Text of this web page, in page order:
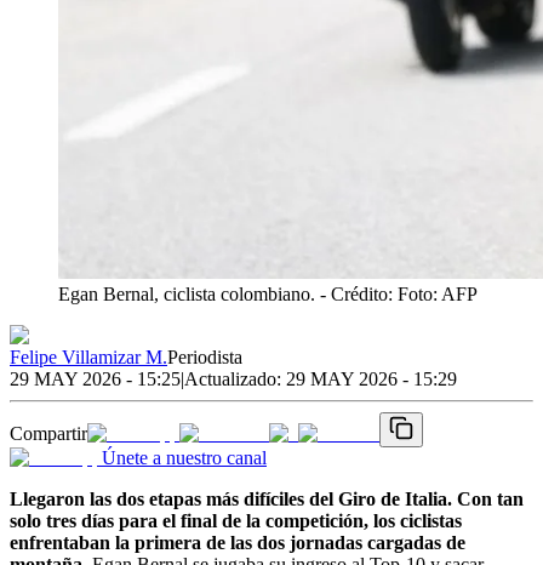
Egan Bernal, ciclista colombiano. - Crédito: Foto: AFP
Felipe Villamizar M.Periodista
29 MAY 2026 - 15:25|Actualizado: 29 MAY 2026 - 15:29
Compartir
Únete a nuestro canal
Llegaron las dos etapas más difíciles del Giro de Italia. Con tan
solo tres días para el final de la competición, los ciclistas
enfrentaban la primera de las dos jornadas cargadas de